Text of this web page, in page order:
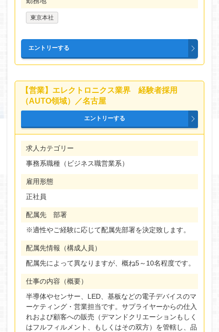
東京本社
【営業】エレクトロニクス業界 経験者採用
（AUTO領域）／名古屋
求人カテゴリー
事務系職種（ビジネス職営業系）
雇用形態
正社員
配属先 部署
※適性やご経験に応じて配属先部署を決定致します。
配属先情報（構成人員）
配属先によって異なりますが、概ね5～10名程度です。
仕事の内容（概要）
半導体やセンサー、LED、基板などの電子デバイスのマ
ーケティング・営業担当です。サプライヤーからの仕入
れおよび顧客への販売（デマンドクリエーションもしく
はフルフィルメント、もしくはその双方）を管轄し、品